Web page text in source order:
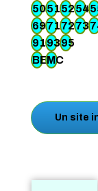
50515254
69717273
919395
BEMC
Un site